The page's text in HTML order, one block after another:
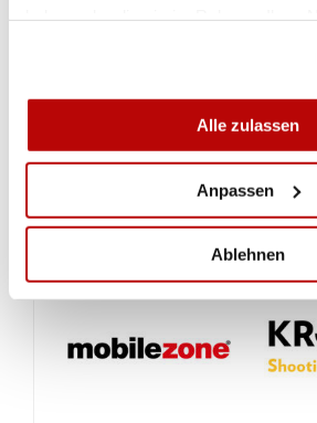
Alle zulassen
Anpassen
Ablehnen